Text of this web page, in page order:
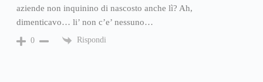
aziende non inquinino di nascosto anche lì? Ah,
dimenticavo… li’ non c’e’ nessuno…
0 Rispondi